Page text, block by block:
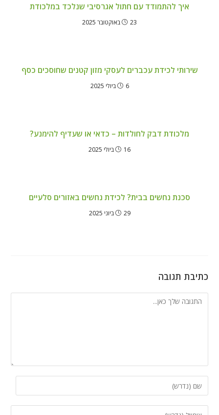
איך להתמודד עם חתול אגרסיבי שנלכד במלכודת
23 באוקטובר 2025
שירותי לכידת עכברים לעסקי מזון קטנים שחוסכים כסף
6 ביולי 2025
מלכודת דבק לחולדות – כדאי או שעדיף להימנע?
16 ביולי 2025
סכנת נחשים בבית? לכידת נחשים באזורים סלעיים
29 ביוני 2025
כתיבת תגובה